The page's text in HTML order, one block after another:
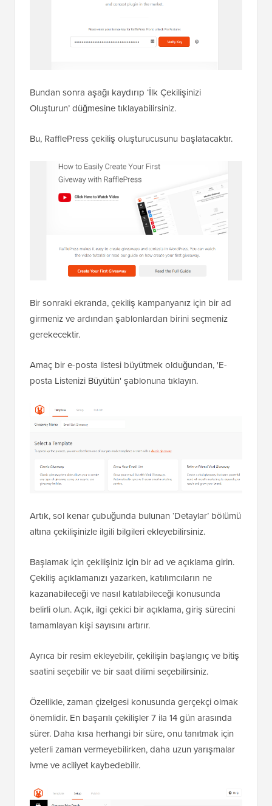
Bundan sonra aşağı kaydırıp ‘İlk Çekilişinizi
Oluşturun’ düğmesine tıklayabilirsiniz.
Bu, RafflePress çekiliş oluşturucusunu başlatacaktır.
Bir sonraki ekranda, çekiliş kampanyanız için bir ad
girmeniz ve ardından şablonlardan birini seçmeniz
gerekecektir.
Amaç bir e-posta listesi büyütmek olduğundan, 'E-
posta Listenizi Büyütün' şablonuna tıklayın.
Artık, sol kenar çubuğunda bulunan ‘Detaylar’ bölümü
altına çekilişinizle ilgili bilgileri ekleyebilirsiniz.
Başlamak için çekilişiniz için bir ad ve açıklama girin.
Çekiliş açıklamanızı yazarken, katılımcıların ne
kazanabileceği ve nasıl katılabileceği konusunda
belirli olun. Açık, ilgi çekici bir açıklama, giriş sürecini
tamamlayan kişi sayısını artırır.
Ayrıca bir resim ekleyebilir, çekilişin başlangıç ve bitiş
saatini seçebilir ve bir saat dilimi seçebilirsiniz.
Özellikle, zaman çizelgesi konusunda gerçekçi olmak
önemlidir. En başarılı çekilişler 7 ila 14 gün arasında
sürer. Daha kısa herhangi bir süre, onu tanıtmak için
yeterli zaman vermeyebilirken, daha uzun yarışmalar
ivme ve aciliyet kaybedebilir.